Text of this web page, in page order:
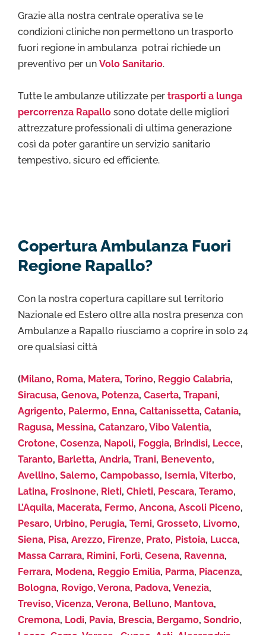
Grazie alla nostra centrale operativa se le
condizioni cliniche non permettono un trasporto
fuori regione in ambulanza potrai richiede un
preventivo per un Volo Sanitario.
Tutte le ambulanze utilizzate per trasporti a lunga
percorrenza Rapallo sono dotate delle migliori
attrezzature professionali di ultima generazione
così da poter garantire un servizio sanitario
tempestivo, sicuro ed efficiente.
Copertura Ambulanza Fuori
Regione Rapallo?
Con la nostra copertura capillare sul territorio
Nazionale ed Estero oltre alla nostra presenza con
Ambulanze a Rapallo riusciamo a coprire in solo 24
ore qualsiasi città
(Milano, Roma, Matera, Torino, Reggio Calabria,
Siracusa, Genova, Potenza, Caserta, Trapani,
Agrigento, Palermo, Enna, Caltanissetta, Catania,
Ragusa, Messina, Catanzaro, Vibo Valentia,
Crotone, Cosenza, Napoli, Foggia, Brindisi, Lecce,
Taranto, Barletta, Andria, Trani, Benevento,
Avellino, Salerno, Campobasso, Isernia, Viterbo,
Latina, Frosinone, Rieti, Chieti, Pescara, Teramo,
L’Aquila, Macerata, Fermo, Ancona, Ascoli Piceno,
Pesaro, Urbino, Perugia, Terni, Grosseto, Livorno,
Siena, Pisa, Arezzo, Firenze, Prato, Pistoia, Lucca,
Massa Carrara, Rimini, Forlì, Cesena, Ravenna,
Ferrara, Modena, Reggio Emilia, Parma, Piacenza,
Bologna, Rovigo, Verona, Padova, Venezia,
Treviso, Vicenza, Verona, Belluno, Mantova,
Cremona, Lodi, Pavia, Brescia, Bergamo, Sondrio,